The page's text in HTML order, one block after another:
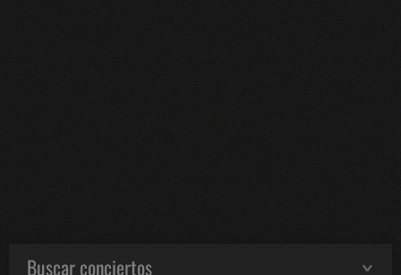
Buscar conciertos